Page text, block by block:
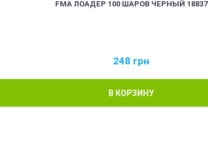
FMA ЛОАДЕР 100 ШАРОВ ЧЕРНЫЙ 18837
248 грн
В КОРЗИНУ